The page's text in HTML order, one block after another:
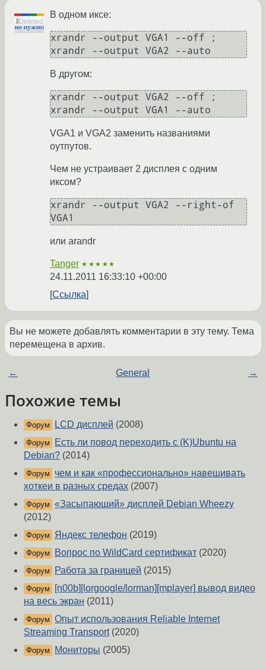
В одном иксе:
xrandr --output VGA1 --off ;
xrandr --output VGA2 --auto
В другом:
xrandr --output VGA2 --off ;
xrandr --output VGA1 --auto
VGA1 и VGA2 заменить названиями
оутпутов.
Чем не устраивает 2 дисплея с одним
иксом?
xrandr --output VGA2 --right-of
VGA1
или arandr
Tanger ★★★★★
24.11.2011 16:33:10 +00:00
Ссылка
Вы не можете добавлять комментарии в эту тему. Тема
перемещена в архив.
← General →
Похожие темы
Форум LCD дисплей (2008)
Форум
Есть ли повод переходить с (K)Ubuntu на
Debian? (2014)
Форум
чем и как «профессионально» навешивать
хоткеи в разных средах (2007)
Форум «Засыпающий» дисплей Debian Wheezy
(2012)
Форум Яндекс телефон (2019)
Форум Вопрос по WildCard сертификат (2020)
Форум Работа за границей (2015)
Форум
[n00b][lorgoogle/lorman][mplayer] вывод видео
на весь экран (2011)
Форум Опыт использования Reliable Internet
Streaming Transport(2020)
Форум Мониторы (2005)